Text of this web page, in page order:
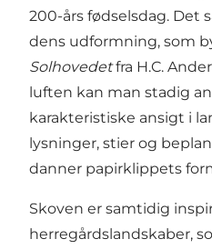
200-års fødselsdag. Det
dens udformning, som
Solhovedetfra H.C.
luften kan man stadig
karakteristiske ansigt i
lysninger, stier og
danner papirklippets
Skoven er samtidig
herregårdslandskaber,